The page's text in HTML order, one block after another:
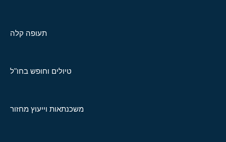
תעופה קלה
טיולים וחופש בחו"ל
משכנתאות וייעוץ מחזור